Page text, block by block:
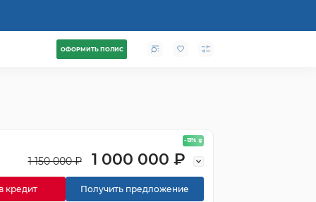
ОФОРМИТЬ ПОЛИС
- 13%
1 150 000 ₽ 1 000 000 ₽
кредит Получить предложение